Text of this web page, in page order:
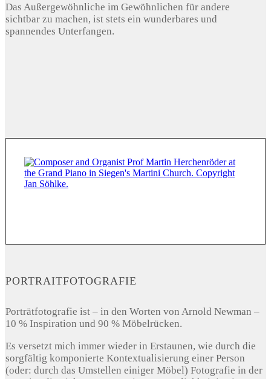
Das Außergewöhnliche im Gewöhnlichen für andere
sichtbar zu machen, ist stets ein wunderbares und
spannendes Unterfangen.
PORTRAITFOTOGRAFIE
Porträtfotografie ist – in den Worten von Arnold Newman –
10 % Inspiration und 90 % Möbelrücken.
Es versetzt mich immer wieder in Erstaunen, wie durch die
sorgfältig komponierte Kontextualisierung einer Person
(oder: durch das Umstellen einiger Möbel) Fotografie in der